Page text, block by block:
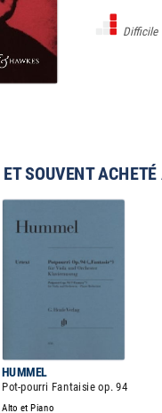
Difficile
SOUVENT ACHETÉ
HUMMEL
Pot-pourri Fantaisie op. 94
Alto et Piano